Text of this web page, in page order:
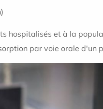
hospitalisés et à la
par voie orale d'un